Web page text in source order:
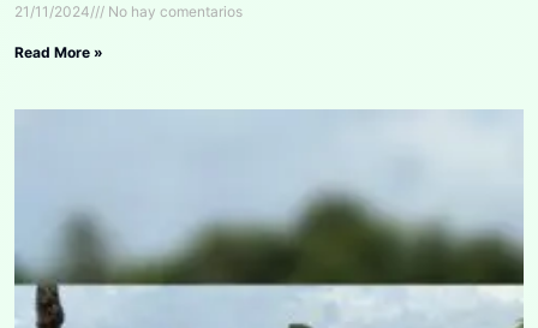
21/11/2024 No hay comentarios
Read More »